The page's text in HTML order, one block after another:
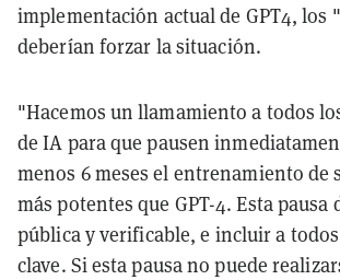
implementación actual de GPT4, los
deberían forzar la situación.
"Hacemos un llamamiento a todos
de IA para que pausen
menos 6 meses el entrenamiento de
más potentes que GPT-4. Esta pausa
pública y verificable, e incluir a
clave. Si esta pausa no puede